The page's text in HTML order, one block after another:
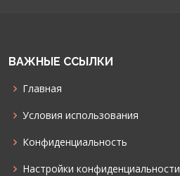
ВАЖНЫЕ ССЫЛКИ
Главная
Условия использования
Конфиденциальность
Настройки конфиденциальности